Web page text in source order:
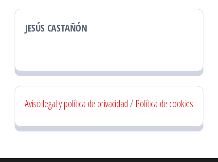
JESÚS CASTAÑÓN
Aviso legal y política de privacidad/ Política de cookies